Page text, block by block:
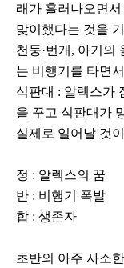
래가 흘러나오면
맞이했다는 것을
천둥·번개, 아기의
는 비행기를 타면
식판대 : 알렉스가
을 꾸고 식판대가
실제로 일어날 것
정 : 알렉스의 꿈
반 : 비행기 폭발
합 : 생존자
초반의 아주 사소